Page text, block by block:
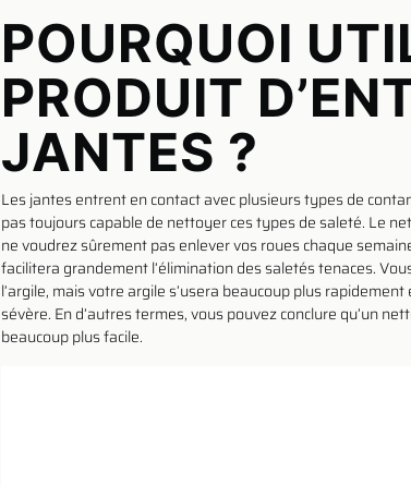
POURQUOI
PRODUIT
JANTES ?
Les jantes entrent en contact avec plusieurs types de
pas toujours capable de nettoyer ces types de saleté. Le
ne voudrez sûrement pas enlever vos roues chaque
facilitera grandement l’élimination des saletés tenaces.
l’argile, mais votre argile s’usera beaucoup plus
sévère. En d’autres termes, vous pouvez conclure qu’un
beaucoup plus facile.